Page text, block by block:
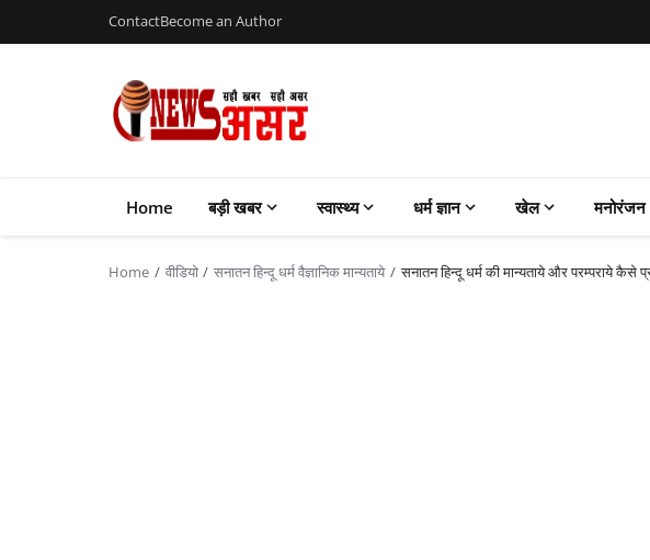
ContactBecome an Author
Home बड़ी खबर स्वास्थ्य धर्म ज्ञान खेल मनोरंजन
Home वीडियो सनातन हिन्दू धर्म वैज्ञानिक मान्यताये सनातन हिन्दू धर्म की मान्यताये और परम्पराये कैसे